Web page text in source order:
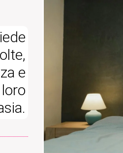
e